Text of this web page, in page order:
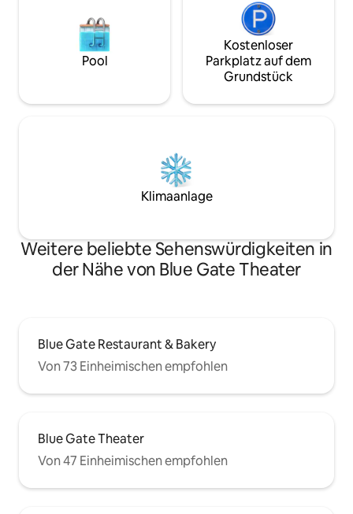
Pool
Kostenloser
Parkplatz auf dem
Grundstück
Klimaanlage
Weitere beliebte Sehenswürdigkeiten in
der Nähe von Blue Gate Theater
Blue Gate Restaurant & Bakery
Von 73 Einheimischen empfohlen
Blue Gate Theater
Von 47 Einheimischen empfohlen